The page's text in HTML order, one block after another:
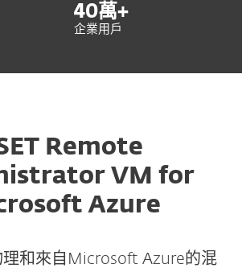
40萬+
企業用戶
Remote
VM for
Azure
理和來自Microsoft Azure的混